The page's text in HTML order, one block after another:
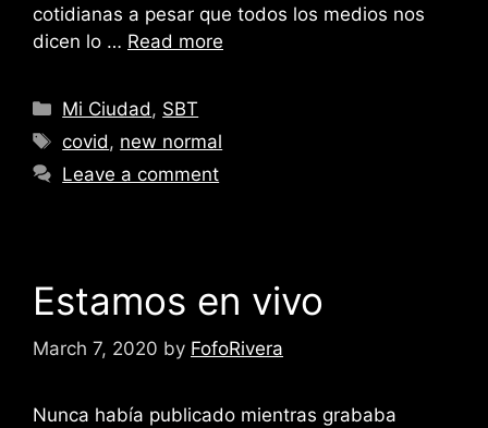
cotidianas a pesar que todos los medios nos
dicen lo … Read more
Categories
Mi Ciudad , SBT
Tags
covid , new normal
Leave a comment
Estamos en vivo
March 7, 2020 by FofoRivera
Nunca había publicado mientras grababa